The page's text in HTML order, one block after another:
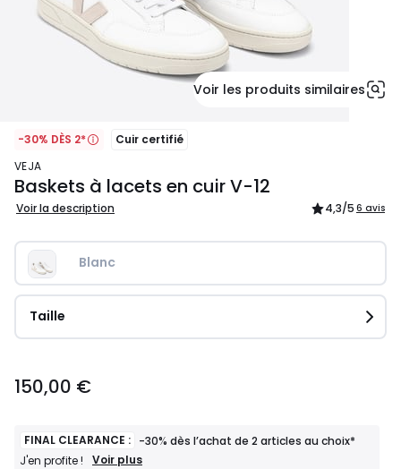
Voir les produits similaires
-30% DÈS 2*
Cuir certifié
VEJA
Baskets à lacets en cuir V-12
Voir la description 4,3/5 6 avis
Blanc
Taille
€.
150,00 €
FINAL CLEARANCE : -30% dès l’achat de 2 articles au choix*
J'en profite !
FINAL
Voir plus